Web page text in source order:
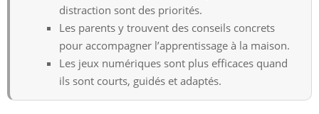
distraction sont des priorités.
Les parents y trouvent des conseils concrets
pour accompagner l’apprentissage à la maison.
Les jeux numériques sont plus efficaces quand
ils sont courts, guidés et adaptés.